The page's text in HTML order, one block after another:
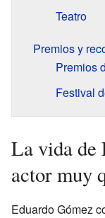
Teatro
Premios y
Premios
Festival
La vida de
actor muy
Eduardo Gómez